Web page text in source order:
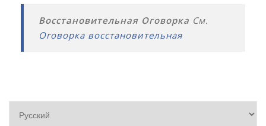
Восстановительная Оговорка См.
Оговорка восстановительная